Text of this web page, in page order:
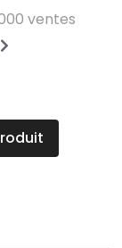
ventes